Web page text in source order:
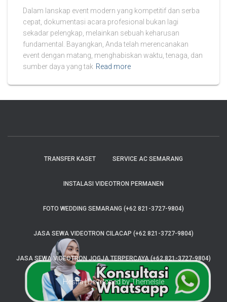
Dalam lanskap event modern yang kompetitif dan serba
cepat, dokumentasi acara profesional bukan lagi
sekadar pelengkap, melainkan sebuah keharusan
fundamental. Bayangkan, Anda telah merencanakan
event dengan matang, menghabiskan waktu, tenaga, dan
sumber daya yang tak Read more
TRANSFER KASET SERVICE AC SEMARANG
INSTALASI VIDEOTRON PERMANEN
FOTO WEDDING SEMARANG (+62 821-3727-9804)
JASA SEWA VIDEOTRON CILACAP (+62 821-3727-9804)
JASA SEWA VIDEOTRON JOGJA TERPERCAYA (+62 821-3727-9804)
Hestia | Developed byThemeIsle